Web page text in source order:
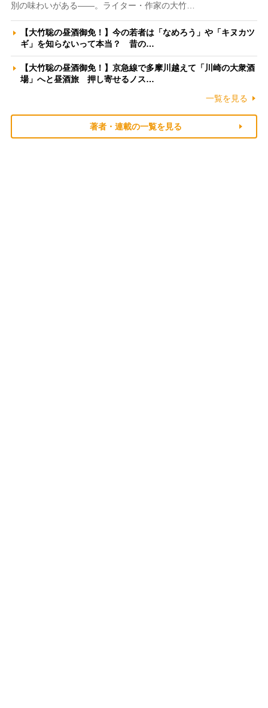
別の味わいがある――。ライター・作家の大竹…
【大竹聡の昼酒御免！】今の若者は「なめろう」や「キヌカツ
ギ」を知らないって本当？ 昔の…
【大竹聡の昼酒御免！】京急線で多摩川越えて「川崎の大衆酒
場」へと昼酒旅 押し寄せるノス…
一覧を見る
著者・連載の一覧を見る